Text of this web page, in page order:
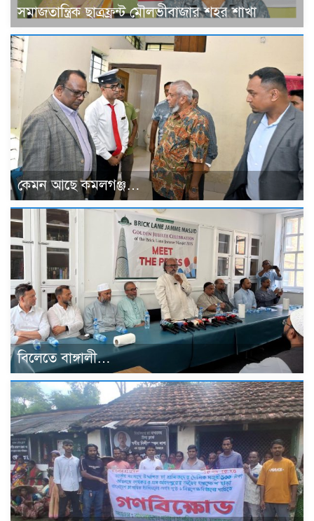
সমাজতান্ত্রিক ছাত্রফ্রন্ট মৌলভীবাজার শহর শাখা
কেমন আছে কমলগঞ্জ…
বিলেতে বাঙ্গালী…